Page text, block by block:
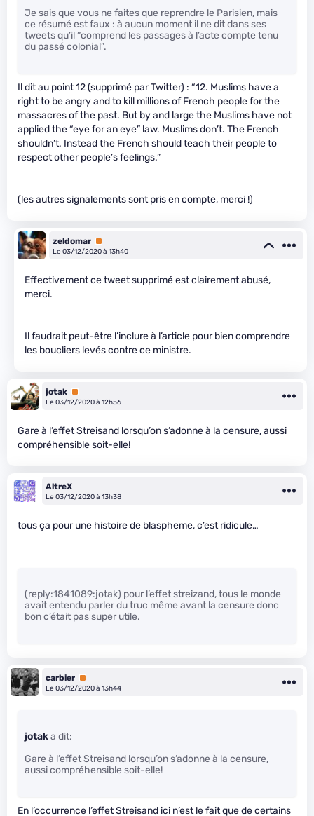
Je sais que vous ne faites que reprendre le Parisien, mais
ce résumé est faux : à aucun moment il ne dit dans ses
tweets qu’il “comprend les passages à l’acte compte tenu
du passé colonial”.
Il dit au point 12 (supprimé par Twitter) : “12. Muslims have a
right to be angry and to kill millions of French people for the
massacres of the past. But by and large the Muslims have not
applied the “eye for an eye” law. Muslims don’t. The French
shouldn’t. Instead the French should teach their people to
respect other people’s feelings.”
(les autres signalements sont pris en compte, merci !)
zeldomar Premium
Le 03/12/2020 à 13h40
Effectivement ce tweet supprimé est clairement abusé,
merci.
Il faudrait peut-être l’inclure à l’article pour bien comprendre
les boucliers levés contre ce ministre.
jotak Premium
Le 03/12/2020 à 12h56
Gare à l’effet Streisand lorsqu’on s’adonne à la censure, aussi
compréhensible soit-elle!
AltreX
Le 03/12/2020 à 13h38
tous ça pour une histoire de blaspheme, c’est ridicule…
(reply:1841089:jotak) pour l’effet streizand, tous le monde
avait entendu parler du truc même avant la censure donc
bon c’était pas super utile.
carbier Premium
Le 03/12/2020 à 13h44
jotaka dit:
Gare à l’effet Streisand lorsqu’on s’adonne à la censure,
aussi compréhensible soit-elle!
En l’occurrence l’effet Streisand ici n’est le fait que de certains